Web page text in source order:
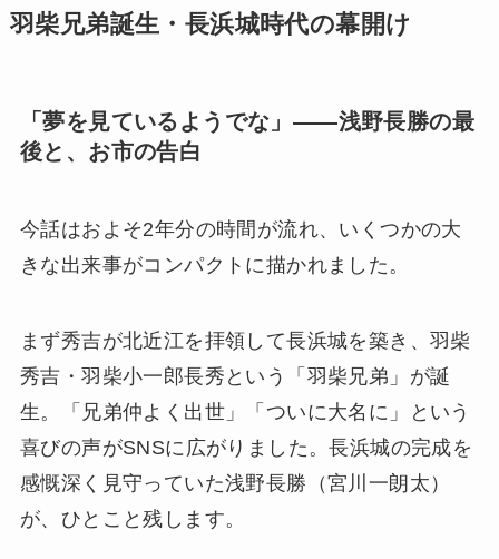
羽柴兄弟誕生・長浜城時代の幕開け
「夢を見ているようでな」——浅野長勝の最
後と、お市の告白
今話はおよそ2年分の時間が流れ、いくつかの大
きな出来事がコンパクトに描かれました。
まず秀吉が北近江を拝領して長浜城を築き、羽柴
秀吉・羽柴小一郎長秀という「羽柴兄弟」が誕
生。「兄弟仲よく出世」「ついに大名に」という
喜びの声がSNSに広がりました。長浜城の完成を
感慨深く見守っていた浅野長勝（宮川一朗太）
が、ひとこと残します。